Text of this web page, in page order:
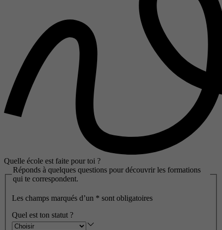
Quelle école est faite pour toi ?
Réponds à quelques questions pour découvrir les formations
qui te correspondent.
Les champs marqués d’un * sont obligatoires
Quel est ton statut ?